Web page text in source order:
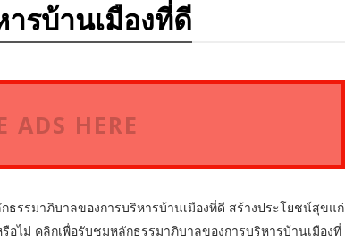
รบ้านเมืองที่ดี
ADS HERE
ธรรมาภิบาลของการบริหารบ้านเมืองที่ดี สร้างประโยชน์สุขแก่
ไม่ คลิกเพื่อรับชมหลักธรรมาภิบาลของการบริหารบ้านเมืองที่